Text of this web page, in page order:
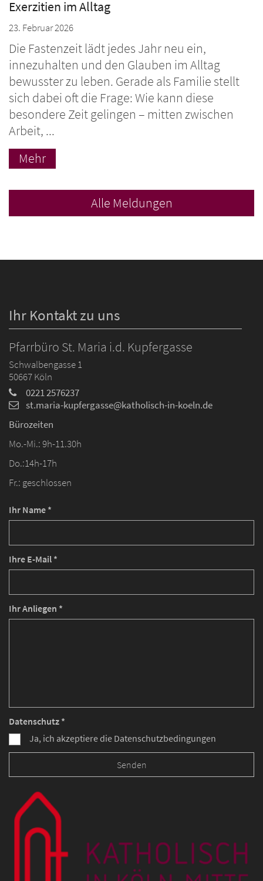
Exerzitien im Alltag
23. Februar 2026
Die Fastenzeit lädt jedes Jahr neu ein,
innezuhalten und den Glauben im Alltag
bewusster zu leben. Gerade als Familie stellt
sich dabei oft die Frage: Wie kann diese
besondere Zeit gelingen – mitten zwischen
Arbeit, ...
Mehr
Alle Meldungen
Ihr Kontakt zu uns
Pfarrbüro St. Maria i.d. Kupfergasse
Schwalbengasse 1
50667Köln
0221 2576237
st.maria-kupfergasse@katholisch-in-koeln.de
Bürozeiten
Mo.-Mi.: 9h-11.30h
Do.:14h-17h
Fr.: geschlossen
Ihr Name *
Ihre E-Mail *
Ihr Anliegen *
Datenschutz *
Ja, ich akzeptiere die Datenschutzbedingungen